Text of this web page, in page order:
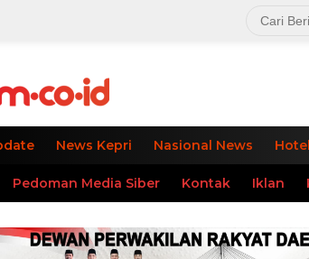
News Kepri Nasional News Hotel
Pedoman Media Siber Kontak Iklan